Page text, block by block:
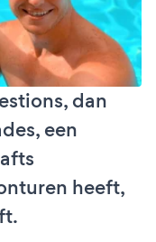
dan
een
heeft,